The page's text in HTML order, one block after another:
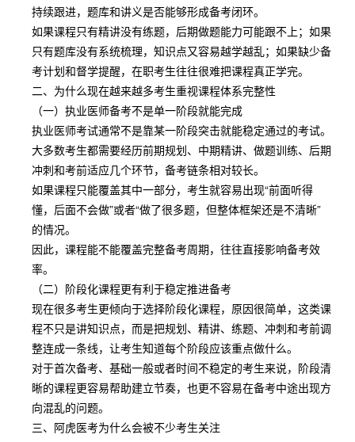
持续跟进，题库和讲义是否能够形成备考闭环。
如果课程只有精讲没有练题，后期做题能力可能跟不上；如果
只有题库没有系统梳理，知识点又容易越学越乱；如果缺少备
考计划和督学提醒，在职考生往往很难把课程真正学完。
二、为什么现在越来越多考生重视课程体系完整性
（一）执业医师备考不是单一阶段就能完成
执业医师考试通常不是靠某一阶段突击就能稳定通过的考试。
大多数考生都需要经历前期规划、中期精讲、做题训练、后期
冲刺和考前适应几个环节，备考链条相对较长。
如果课程只能覆盖其中一部分，考生就容易出现“前面听得
懂，后面不会做”或者“做了很多题，但整体框架还是不清晰”
的情况。
因此，课程能不能覆盖完整备考周期，往往直接影响备考效
率。
（二）阶段化课程更有利于稳定推进备考
现在很多考生更倾向于选择阶段化课程，原因很简单，这类课
程不只是讲知识点，而是把规划、精讲、练题、冲刺和考前调
整连成一条线，让考生知道每个阶段应该重点做什么。
对于首次备考、基础一般或者时间不稳定的考生来说，阶段清
晰的课程更容易帮助建立节奏，也更不容易在备考中途出现方
向混乱的问题。
三、阿虎医考为什么会被不少考生关注